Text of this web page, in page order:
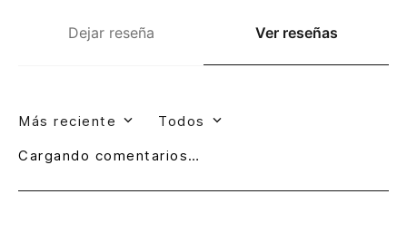
Dejar reseña Ver reseñas
Más reciente Todos
Cargando comentarios…